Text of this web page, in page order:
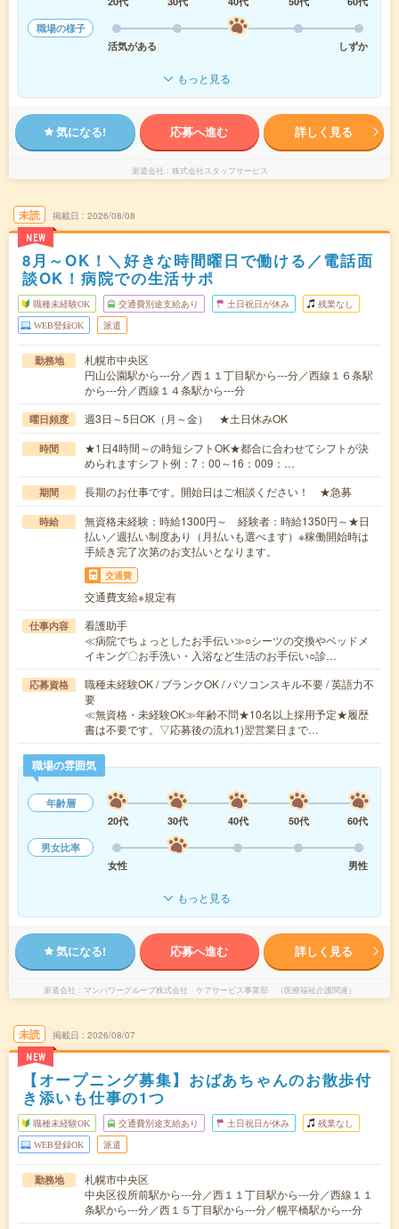
職場の様子
活気がある
しずか
もっと見る
気になる! 応募へ進む 詳しく見る
派遣会社 株式会社スタッフサービス
未読
NEW
掲載日 2026/08/08
8月～OK！＼好きな時間曜日で働ける／電話面
談OK！病院での生活サポ
職種未経験OK 交通費別途支給あり 土日祝日が休み 残業なし
WEB登録OK 派遣
勤務地
札幌市中央区
円山公園駅から---分／西１１丁目駅から---分／西線１６条駅
から---分／西線１４条駅から---分
曜日頻度 週3日～5日OK（月～金） ★土日休みOK
時間
★1日4時間～の時短シフトOK★都合に合わせてシフトが決
められますシフト例：7：00～16：009：…
期間 長期のお仕事です。開始日はご相談ください！ ★急募
時給
無資格未経験：時給1300円～ 経験者：時給1350円～★日
払い／週払い制度あり（月払いも選べます）※稼働開始時は
手続き完了次第のお支払いとなります。
交通費
交通費支給※規定有
仕事内容
看護助手
≪病院でちょっとしたお手伝い≫○シーツの交換やベッドメ
イキング〇お手洗い・入浴など生活のお手伝い○診…
応募資格
職種未経験OK / ブランクOK / パソコンスキル不要 / 英語力不
要
≪無資格・未経験OK≫年齢不問★10名以上採用予定★履歴
書は不要です。▽応募後の流れ1)翌営業日まで…
職場の雰囲気
年齢層
20代
30代 40代 50代
60代
男女比率
女性
男性
もっと見る
気になる! 応募へ進む 詳しく見る
派遣会社 マンパワーグループ株式会社 ケアサービス事業部 （医療福祉介護関連）
未読
NEW
掲載日 2026/08/07
【オープニング募集】おばあちゃんのお散歩付
き添いも仕事の1つ
職種未経験OK 交通費別途支給あり 土日祝日が休み 残業なし
WEB登録OK 派遣
勤務地
札幌市中央区
中央区役所前駅から---分／西１１丁目駅から---分／西線１１
条駅から---分／西１５丁目駅から---分／幌平橋駅から---分